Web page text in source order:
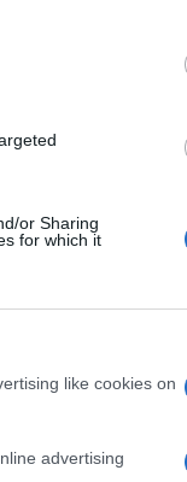
or Sharing
for which it
like cookies on
advertising
o